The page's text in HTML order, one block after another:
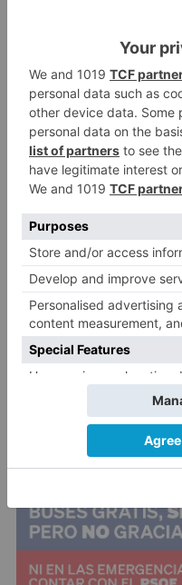
filtraciones existente
gravedad que llegó
El Plantío, donde -
perdían millones de
continuada antes de
integral. En el caso
que podrían
parciales de
abierta la instalación
ejecutar después la
Además, ha
el área de
denunciado la
“discrecional” un
a un contrato relevo,
se ha hecho